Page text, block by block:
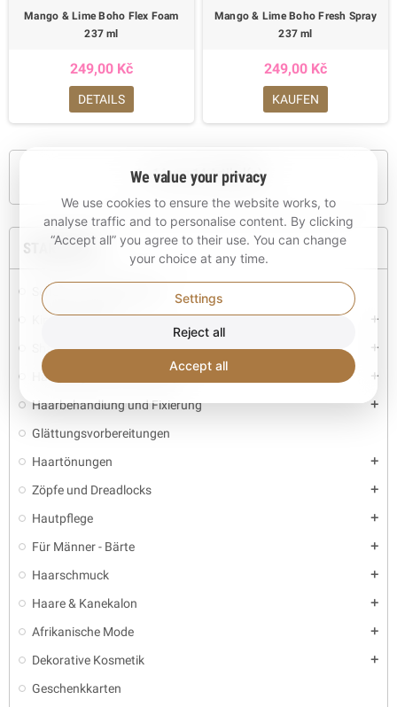
STARTSEITE
Seifen und Körperbutter
Kinderkosmetik
add
Shampoos, Spülungen, Masken add
Haarpflege und Ernährung add
Haarbehandlung und Fixierung add
Glättungsvorbereitungen
Haartönungen
add
Zöpfe und Dreadlocks add
Hautpflege add
Für Männer - Bärte add
Haarschmuck add
Haare & Kanekalon add
Afrikanische Mode add
Dekorative Kosmetik add
Geschenkkarten
Mango & Lime Boho Flex Foam
237 ml
249,00 Kč
DETAILS
Mango & Lime Boho Fresh Spray
237 ml
249,00 Kč
KAUFEN
1 - 14 von 14 Artikel(n)
We value your privacy
We use cookies to ensure the website works, to
analyse traffic and to personalise content. By clicking
“Accept all” you agree to their use. You can change
your choice at any time.
Settings
Reject all
Accept all